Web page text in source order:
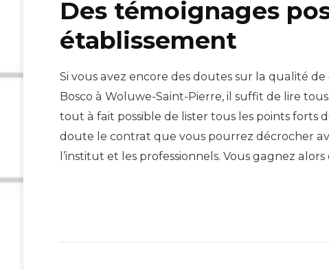
Des témoignages
établissement
Si vous avez encore des doutes sur la qualité
Bosco à Woluwe-Saint-Pierre, il suffit de lire
tout à fait possible de lister tous les points forts
doute le contrat que vous pourrez décrocher
l’institut et les professionnels. Vous gagnez